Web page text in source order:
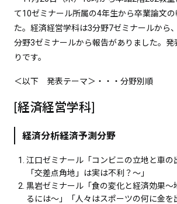
て10ゼミナール所属の4年生から卒業論文
た。経済経営学科は3分野7ゼミナールから
分野3ゼミナールから報告がありました。発
りです。
＜以下 発表テーマ＞・・・分野別順
[経済経営学科]
経済分析経済予測分野
江口ゼミナール「コンビニの立地と車の
「交差点角地」は実は不利？～」
黒岩ゼミナール「食の変化と経済効果～
るには～」「人々はスポーツの何に金を